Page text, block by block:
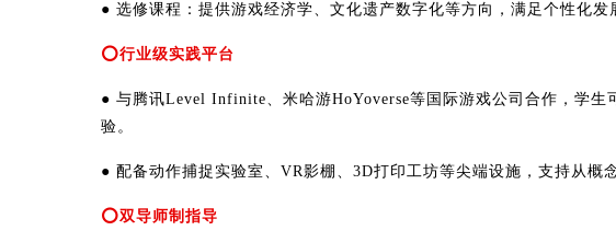
● 选修课程：提供游戏经济学、文化遗产数字化等方向，满足个性化发
⭕行业级实践平台
● 与腾讯Level Infinite、米哈游HoYoverse等国际游戏公司合作，学生
验。
● 配备动作捕捉实验室、VR影棚、3D打印工坊等尖端设施，支持从概
⭕双导师制指导